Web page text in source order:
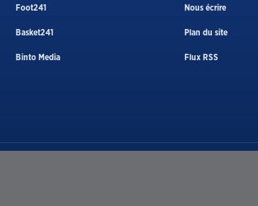
Foot241
Basket241
Binto Media
Nous écrire
Plan du site
Flux RSS